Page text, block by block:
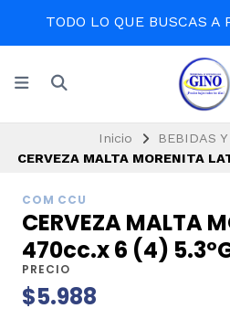
TODO LO QUE BUSCAS A
Inicio
BEBIDAS
CERVEZA MALTA MORENITA
COM CCU
CERVEZA MALTA
470cc.x 6 (4)
PRECIO
$5.988